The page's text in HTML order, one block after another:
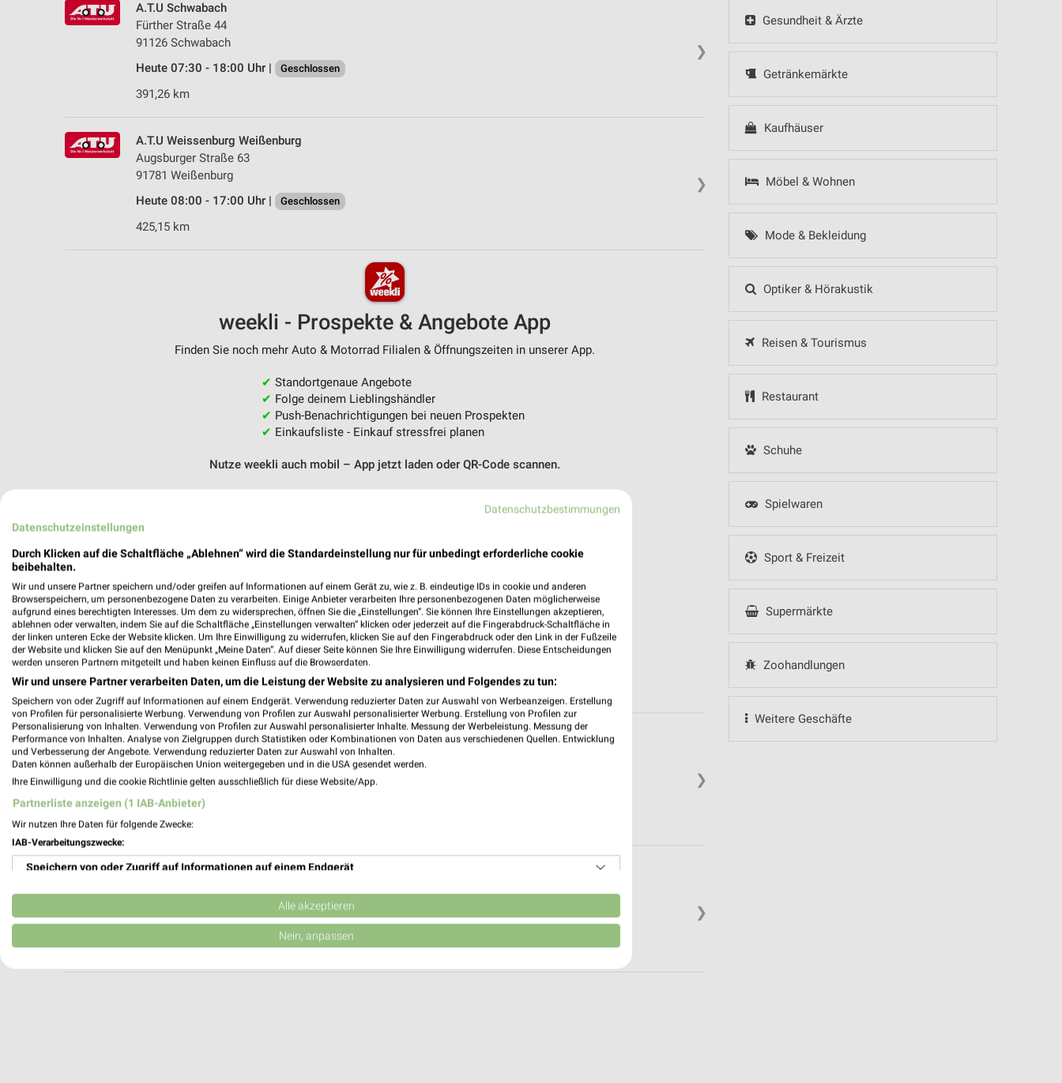
Gesundheit & Ärzte
Getränkemärkte
Kaufhäuser
Möbel & Wohnen
Mode & Bekleidung
Optiker & Hörakustik
Reisen & Tourismus
Restaurant
Schuhe
Spielwaren
Sport & Freizeit
Supermärkte
Zoohandlungen
Weitere Geschäfte
❯
A.T.U Schwabach
Fürther Straße 44
91126 Schwabach
Heute 07:30 - 18:00 Uhr |
Geschlossen
391,26 km
❯
A.T.U Weissenburg Weißenburg
Augsburger Straße 63
91781 Weißenburg
Heute 08:00 - 17:00 Uhr |
Geschlossen
425,15 km
weekli - Prospekte & Angebote App
Finden Sie noch mehr Auto & Motorrad Filialen & Öffnungszeiten in unserer App.
✔ Standortgenaue Angebote
✔ Folge deinem Lieblingshändler
✔ Push-Benachrichtigungen bei neuen Prospekten
✔ Einkaufsliste - Einkauf stressfrei planen
Nutze weekli auch mobil – App jetzt laden oder QR-Code scannen.
❯
A.T.U Nürnberg - Langwasser
Zollhausstraße 26
90469 Nürnberg
Heute 07:30 - 17:00 Uhr |
381,90 km
❯
pitstop Nürnberg
Heute 08:00 - 18:00 Uhr | Geschlossen
Datenschutzbestimmungen
Datenschutzeinstellungen
Durch Klicken auf die Schaltfläche „Ablehnen“ wird die Standardeinstellung nur für unbedingt erforderliche cookie
beibehalten.
Wir und unsere Partner speichern und/oder greifen auf Informationen auf einem Gerät zu, wie z. B. eindeutige IDs in cookie und anderen
Browserspeichern, um personenbezogene Daten zu verarbeiten. Einige Anbieter verarbeiten Ihre personenbezogenen Daten möglicherweise
aufgrund eines berechtigten Interesses. Um dem zu widersprechen, öffnen Sie die „Einstellungen“. Sie können Ihre Einstellungen akzeptieren,
ablehnen oder verwalten, indem Sie auf die Schaltfläche „Einstellungen verwalten“ klicken oder jederzeit auf die Fingerabdruck-Schaltfläche in
der linken unteren Ecke der Website klicken. Um Ihre Einwilligung zu widerrufen, klicken Sie auf den Fingerabdruck oder den Link in der Fußzeile
der Website und klicken Sie auf den Menüpunkt „Meine Daten“. Auf dieser Seite können Sie Ihre Einwilligung widerrufen. Diese Entscheidungen
werden unseren Partnern mitgeteilt und haben keinen Einfluss auf die Browserdaten.
Wir und unsere Partner verarbeiten Daten, um die Leistung der Website zu analysieren und Folgendes zu tun:
Speichern von oder Zugriff auf Informationen auf einem Endgerät. Verwendung reduzierter Daten zur Auswahl von Werbeanzeigen. Erstellung
von Profilen für personalisierte Werbung. Verwendung von Profilen zur Auswahl personalisierter Werbung. Erstellung von Profilen zur
Personalisierung von Inhalten. Verwendung von Profilen zur Auswahl personalisierter Inhalte. Messung der Werbeleistung. Messung der
Performance von Inhalten. Analyse von Zielgruppen durch Statistiken oder Kombinationen von Daten aus verschiedenen Quellen. Entwicklung
und Verbesserung der Angebote. Verwendung reduzierter Daten zur Auswahl von Inhalten.
Daten können außerhalb der Europäischen Union weitergegeben und in die USA gesendet werden.
Ihre Einwilligung und die cookie Richtlinie gelten ausschließlich für diese Website/App.
Partnerliste anzeigen (1 IAB-Anbieter)
Wir nutzen Ihre Daten für folgende Zwecke:
IAB-Verarbeitungszwecke:
Speichern von oder Zugriff auf Informationen auf einem Endgerät
Verwendung reduzierter Daten zur Auswahl von Werbeanzeigen
Erstellung von Profilen für personalisierte Werbung
Alle akzeptieren
Nein, anpassen